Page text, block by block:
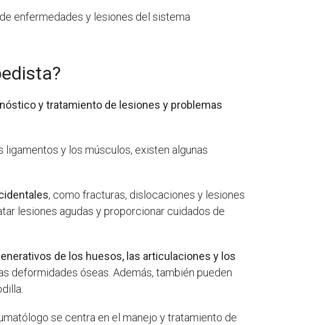
enfermedades y lesiones del sistema
y tratamiento de lesiones y problemas
y los músculos, existen algunas
, como fracturas, dislocaciones y lesiones
lesiones agudas y proporcionar cuidados de
de los huesos, las articulaciones y los
deformidades óseas. Además, también pueden
se centra en el manejo y tratamiento de